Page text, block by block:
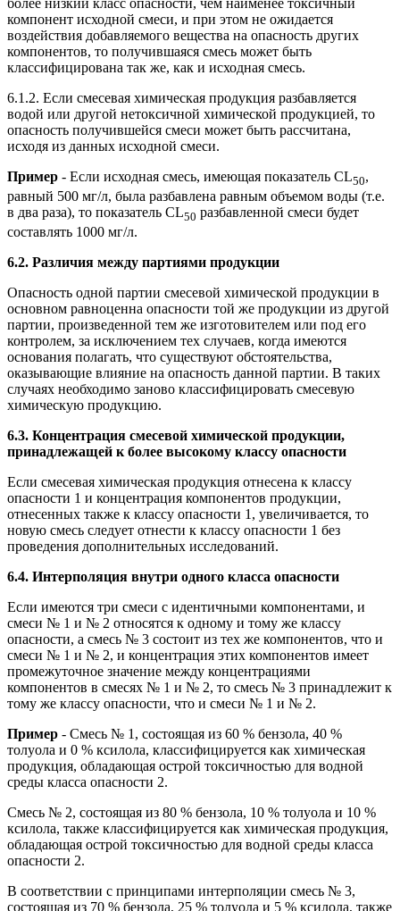
более низкий класс опасности, чем наименее токсичный
компонент исходной смеси, и при этом не ожидается
воздействия добавляемого вещества на опасность других
компонентов, то получившаяся смесь может быть
классифицирована так же, как и исходная смесь.
6.1.2. Если смесевая химическая продукция разбавляется
водой или другой нетоксичной химической продукцией, то
опасность получившейся смеси может быть рассчитана,
исходя из данных исходной смеси.
Пример - Если исходная смесь, имеющая показатель CL50,
равный 500 мг/л, была разбавлена равным объемом воды (т.е.
в два раза), то показатель СL50 разбавленной смеси будет
составлять 1000 мг/л.
6.2. Различия между партиями продукции
Опасность одной партии смесевой химической продукции в
основном равноценна опасности той же продукции из другой
партии, произведенной тем же изготовителем или под его
контролем, за исключением тех случаев, когда имеются
основания полагать, что существуют обстоятельства,
оказывающие влияние на опасность данной партии. В таких
случаях необходимо заново классифицировать смесевую
химическую продукцию.
6.3. Концентрация смесевой химической продукции,
принадлежащей к более высокому классу опасности
Если смесевая химическая продукция отнесена к классу
опасности 1 и концентрация компонентов продукции,
отнесенных также к классу опасности 1, увеличивается, то
новую смесь следует отнести к классу опасности 1 без
проведения дополнительных исследований.
6.4. Интерполяция внутри одного класса опасности
Если имеются три смеси с идентичными компонентами, и
смеси № 1 и № 2 относятся к одному и тому же классу
опасности, а смесь № 3 состоит из тех же компонентов, что и
смеси № 1 и № 2, и концентрация этих компонентов имеет
промежуточное значение между концентрациями
компонентов в смесях № 1 и № 2, то смесь № 3 принадлежит к
тому же классу опасности, что и смеси № 1 и № 2.
Пример - Смесь № 1, состоящая из 60 % бензола, 40 %
толуола и 0 % ксилола, классифицируется как химическая
продукция, обладающая острой токсичностью для водной
среды класса опасности 2.
Смесь № 2, состоящая из 80 % бензола, 10 % толуола и 10 %
ксилола, также классифицируется как химическая продукция,
обладающая острой токсичностью для водной среды класса
опасности 2.
В соответствии с принципами интерполяции смесь № 3,
состоящая из 70 % бензола, 25 % толуола и 5 % ксилола, также